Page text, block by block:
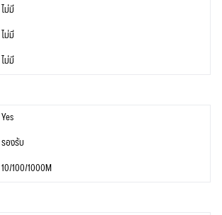
ไม่มี
ไม่มี
ไม่มี
Yes
รองรับ
10/100/1000M